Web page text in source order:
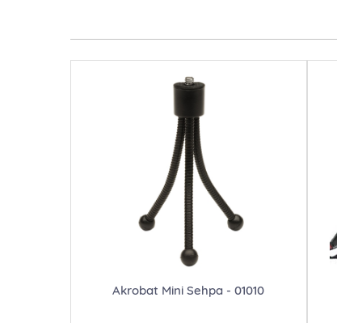
Akrobat Mini Sehpa - 01010